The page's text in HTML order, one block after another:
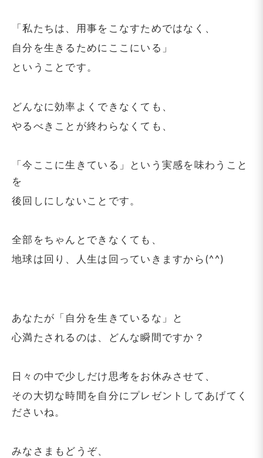
「私たちは、用事をこなすためではなく、
自分を生きるためにここにいる」
ということです。
どんなに効率よくできなくても、
やるべきことが終わらなくても、
「今ここに生きている」という実感を味わうこと
を
後回しにしないことです。
全部をちゃんとできなくても、
地球は回り、人生は回っていきますから(^^)
あなたが「自分を生きているな」と
心満たされるのは、どんな瞬間ですか？
日々の中で少しだけ思考をお休みさせて、
その大切な時間を自分にプレゼントしてあげてく
ださいね。
みなさまもどうぞ、